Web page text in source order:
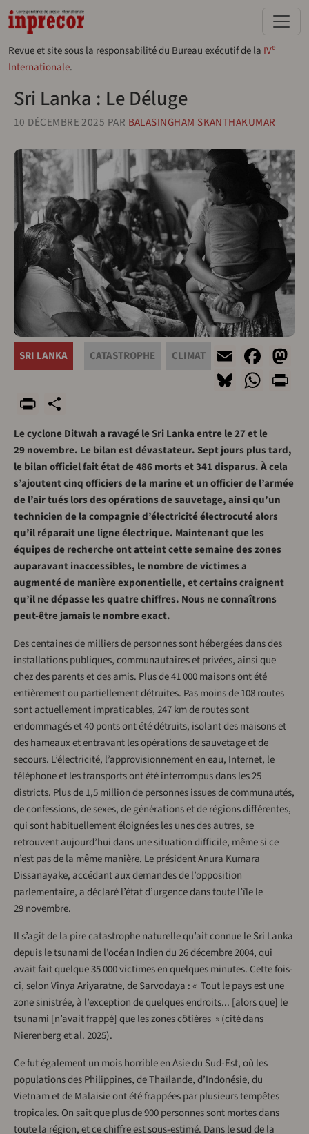
Aller au contenu principal
Revue et site sous la responsabilité du Bureau exécutif de la IVe
Internationale.
Sri Lanka : Le Déluge
10 DÉCEMBRE 2025 PAR BALASINGHAM SKANTHAKUMAR
SRI LANKA CATASTROPHE CLIMAT Email
Bluesky
PrintFriendly
Le cyclone Ditwah a ravagé le Sri Lanka entre le 27 et le
29 novembre. Le bilan est dévastateur. Sept jours plus tard,
le bilan officiel fait état de 486 morts et 341 disparus. À cela
s’ajoutent cinq officiers de la marine et un officier de l’armée
de l’air tués lors des opérations de sauvetage, ainsi qu’un
technicien de la compagnie d’électricité électrocuté alors
qu’il réparait une ligne électrique. Maintenant que les
équipes de recherche ont atteint cette semaine des zones
auparavant inaccessibles, le nombre de victimes a
augmenté de manière exponentielle, et certains craignent
qu’il ne dépasse les quatre chiffres. Nous ne connaîtrons
peut-être jamais le nombre exact.
Des centaines de milliers de personnes sont hébergées dans des
installations publiques, communautaires et privées, ainsi que
chez des parents et des amis. Plus de 41 000 maisons ont été
entièrement ou partiellement détruites. Pas moins de 108 routes
sont actuellement impraticables, 247 km de routes sont
endommagés et 40 ponts ont été détruits, isolant des maisons et
des hameaux et entravant les opérations de sauvetage et de
secours. L’électricité, l’approvisionnement en eau, Internet, le
téléphone et les transports ont été interrompus dans les 25
districts. Plus de 1,5 million de personnes issues de communautés,
de confessions, de sexes, de générations et de régions différentes,
qui sont habituellement éloignées les unes des autres, se
retrouvent aujourd’hui dans une situation difficile, même si ce
n’est pas de la même manière. Le président Anura Kumara
Dissanayake, accédant aux demandes de l’opposition
parlementaire, a déclaré l’état d’urgence dans toute l’île le
29 novembre.
Il s’agit de la pire catastrophe naturelle qu’ait connue le Sri Lanka
depuis le tsunami de l’océan Indien du 26 décembre 2004, qui
avait fait quelque 35 000 victimes en quelques minutes. Cette fois-
ci, selon Vinya Ariyaratne, de Sarvodaya : « Tout le pays est une
zone sinistrée, à l’exception de quelques endroits... [alors que] le
tsunami [n’avait frappé] que les zones côtières » (cité dans
Nierenberg et al. 2025).
Ce fut également un mois horrible en Asie du Sud-Est, où les
populations des Philippines, de Thaïlande, d’Indonésie, du
Vietnam et de Malaisie ont été frappées par plusieurs tempêtes
tropicales. On sait que plus de 900 personnes sont mortes dans
toute la région, et ce chiffre est sous-estimé. Dans le sud de la